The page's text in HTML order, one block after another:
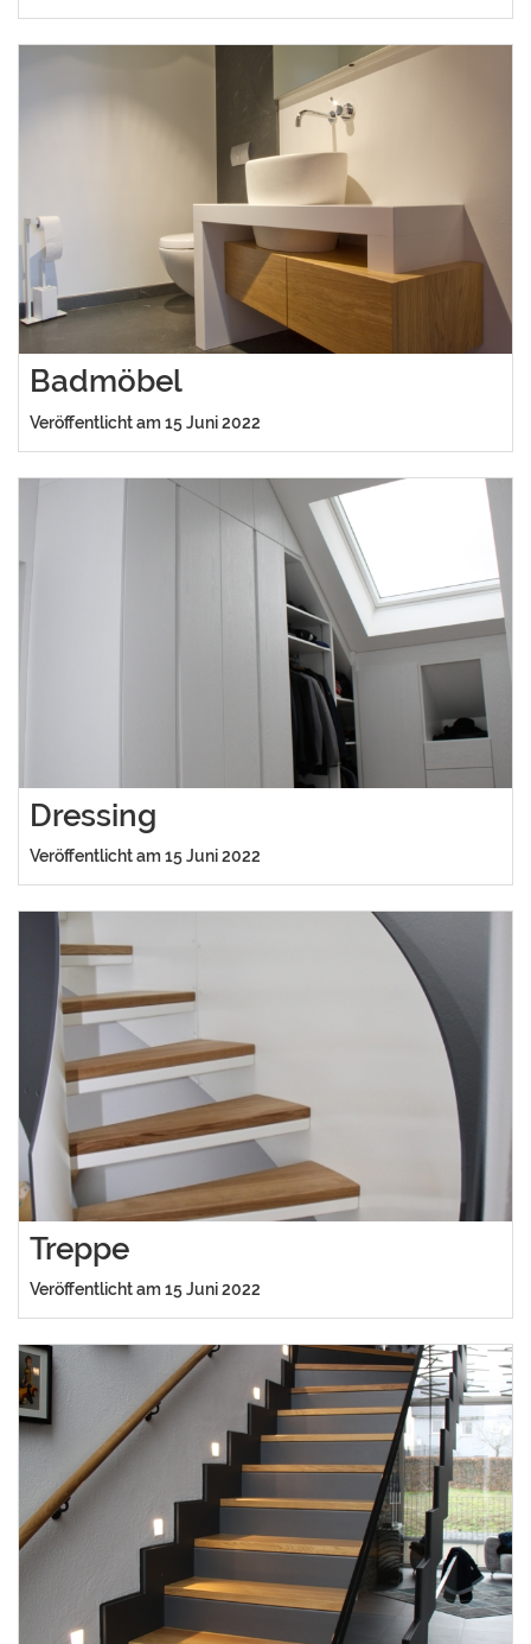
Badmöbel
Veröffentlicht am 15 Juni 2022
Dressing
Veröffentlicht am 15 Juni 2022
Treppe
Veröffentlicht am 15 Juni 2022